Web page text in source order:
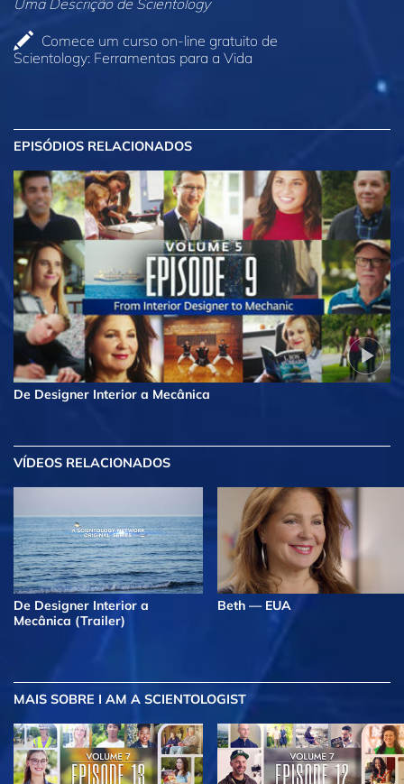
Comece um curso on‑line gratuito de
Scientology: Ferramentas para a Vida
EPISÓDIOS RELACIONADOS
De Designer Interior a Mecânica
VÍDEOS RELACIONADOS
De Designer Interior a
Mecânica (Trailer)
Beth — EUA
MAIS SOBRE I AM A SCIENTOLOGIST